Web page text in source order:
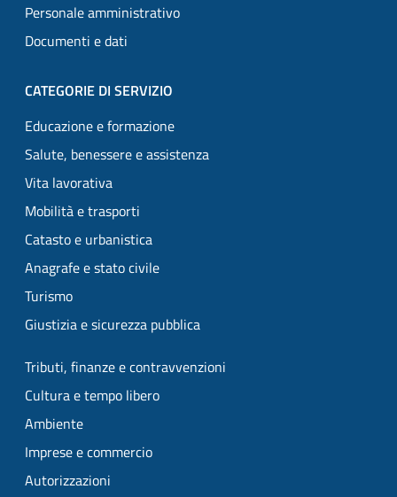
Personale amministrativo
Documenti e dati
CATEGORIE DI SERVIZIO
Educazione e formazione
Salute, benessere e assistenza
Vita lavorativa
Mobilità e trasporti
Catasto e urbanistica
Anagrafe e stato civile
Turismo
Giustizia e sicurezza pubblica
Tributi, finanze e contravvenzioni
Cultura e tempo libero
Ambiente
Imprese e commercio
Autorizzazioni